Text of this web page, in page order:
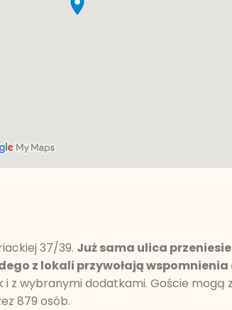
37/39. Już sama ulica
z lokali przywołają
z wybranymi dodatkami. Goście
879 osób.